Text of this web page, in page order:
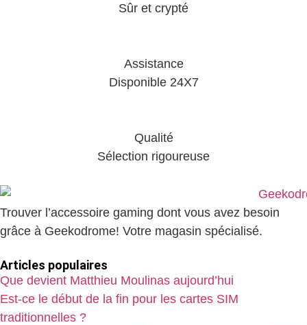
Sûr et crypté
Assistance
Disponible 24X7
Qualité
Sélection rigoureuse
Trouver l’accessoire gaming dont vous avez besoin
grâce à Geekodrome! Votre magasin spécialisé.
Articles populaires
Que devient Matthieu Moulinas aujourd’hui
Est-ce le début de la fin pour les cartes SIM
traditionnelles ?